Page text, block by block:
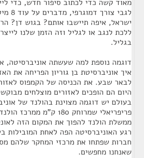
מאוד קשה כדי לכתוב סיפור חדש, כדי
לגבי
ישראל, איפה תיישבו אותם? בגוש דן?
ללכת לנגב או לגליל וזה הזמן שלנו
בגליל.
דוגמה נוספת למה שעשתה אוניברסיטה,
איך אוניברסיטת בן גוריון הפריחה את
לבאר שבע. את הכניסה של הקמפוס
היום הם הופכים לאזורים מוצלחים
בעולם יש דוגמה מצוינת בהולנד של
פריפריאלי שמרוחק 180 ק"מ
ממשלת הולנד להפוך את המקום הזה
חברות שפתחו את מרכזי המחקר שלהם
שאנחנו מחפשים.